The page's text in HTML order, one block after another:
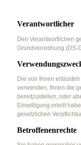
Verantwortlicher
Den Verantwortlichen
Grundverordnung (DS-
Die von Ihnen
verwenden, Ihnen die
bereitzustellen, oder
Einwilligung erteilt
gesetzlichen
Betroffenenrechte